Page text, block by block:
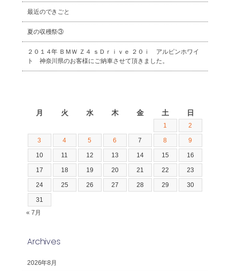
最近のできごと
夏の収穫祭③
２０１４年 ＢＭＷ Ｚ４ ｓＤｒｉｖｅ ２０ｉ アルピンホワイ
ト 神奈川県のお客様にご納車させて頂きました。
月 火 水 木 金 土 日
1 2
3 4 5 6 7 8 9
10 11 12 13 14 15 16
17 18 19 20 21 22 23
24 25 26 27 28 29 30
31
« 7月
Archives
2026年8月